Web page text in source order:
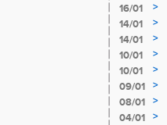
16/01 >
14/01
>
14/01
>
10/01
>
10/01
>
09/01 >
08/01
>
04/01
>